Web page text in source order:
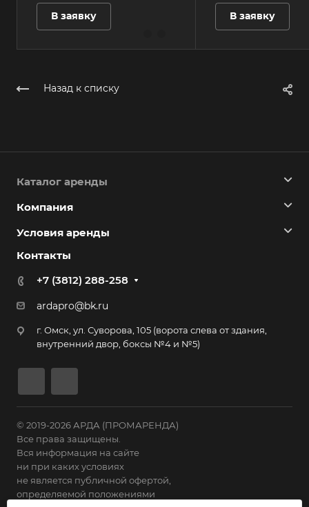
В заявку В заявку
Назад к списку
Каталог аренды
Компания
Условия аренды
Контакты
+7 (3812) 288-258
ardapro@bk.ru
г. Омск, ул. Суворова, 105 (ворота слева от здания,
внутренний двор, боксы №4 и №5)
© 2019-2026 АРДА (ПРОМАРЕНДА)
Все права защищены.
Вся информация на сайте
ни при каких условиях
не является публичной офертой,
определяемой положениями